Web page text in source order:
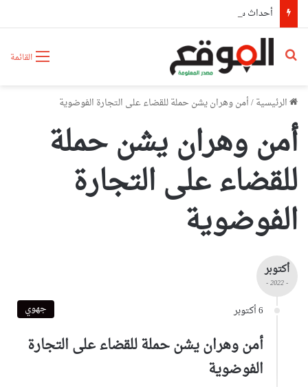
القائمة بحث عن
الرئيسية/أمن وهران يشن حملة للقضاء على التجارة الفوضوية
أمن وهران يشن حملة
للقضاء على التجارة
الفوضوية
أكتوبر
- 2022 -
6 أكتوبر جهوي
أمن وهران يشن حملة للقضاء على التجارة
الفوضوية